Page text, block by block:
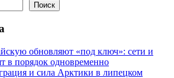
Поиск
обновляют «под ключ»: сети и
в порядок одновременно
и сила Арктики в липецком